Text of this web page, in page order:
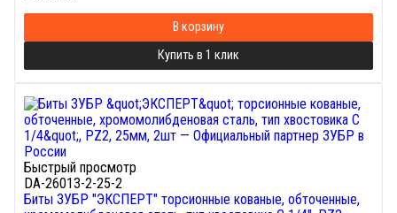
В корзину
Купить в 1 клик
Быстрый просмотр
DA-26013-2-25-2
Биты ЗУБР "ЭКСПЕРТ" торсионные кованые, обточенные,